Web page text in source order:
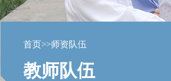
首页>>师资队伍
教师队伍